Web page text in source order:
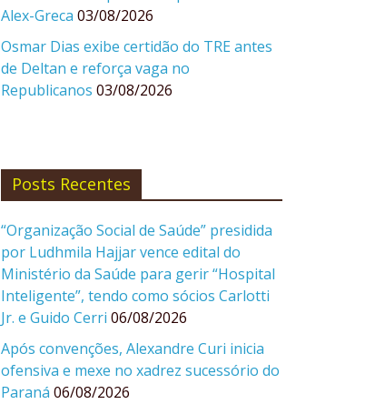
Alex-Greca 03/08/2026
Osmar Dias exibe certidão do TRE antes
de Deltan e reforça vaga no
Republicanos 03/08/2026
Posts Recentes
“Organização Social de Saúde” presidida
por Ludhmila Hajjar vence edital do
Ministério da Saúde para gerir “Hospital
Inteligente”, tendo como sócios Carlotti
Jr. e Guido Cerri 06/08/2026
Após convenções, Alexandre Curi inicia
ofensiva e mexe no xadrez sucessório do
Paraná 06/08/2026